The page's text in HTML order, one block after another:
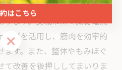
眼精疲労や首こり、頭痛な
ます。安城市にて微弱電流
ーブを活用し、筋肉を効率的
す。また、整体やもみほぐ
て改善を後押ししてまいりま
はこちら
はこちら